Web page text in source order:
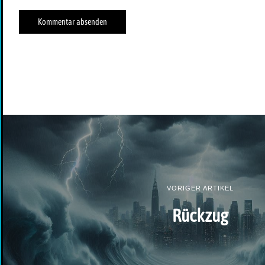
VORIGER ARTIKEL
Rückzug